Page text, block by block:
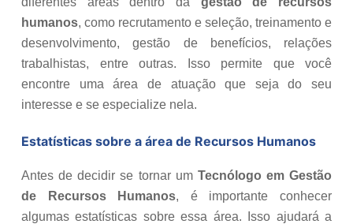
humanos, como recrutamento e seleção, treinamento e
desenvolvimento, gestão de benefícios, relações
trabalhistas, entre outras. Isso permite que você
encontre uma área de atuação que seja do seu
interesse e se especialize nela.
Estatísticas sobre a área de Recursos Humanos
Antes de decidir se tornar um Tecnólogo em Gestão
de Recursos Humanos, é importante conhecer
algumas estatísticas sobre essa área. Isso ajudará a